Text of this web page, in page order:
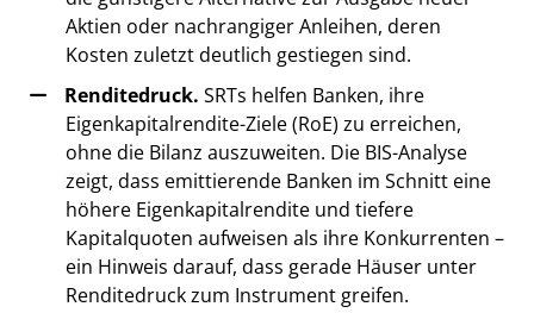
Aktien oder nachrangiger Anleihen, deren
Kosten zuletzt deutlich gestiegen sind.
Renditedruck. SRTs helfen Banken, ihre
Eigenkapitalrendite-Ziele (RoE) zu erreichen,
ohne die Bilanz auszuweiten. Die BIS-Analyse
zeigt, dass emittierende Banken im Schnitt eine
höhere Eigenkapitalrendite und tiefere
Kapitalquoten aufweisen als ihre Konkurrenten –
ein Hinweis darauf, dass gerade Häuser unter
Renditedruck zum Instrument greifen.